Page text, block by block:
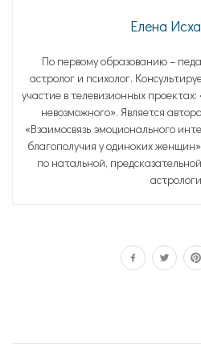
Елена
По первому образованию –
астролог и психолог.
участие в телевизионных
невозможного». Является
«Взаимосвязь эмоционального
благополучия у одиноких
по натальной,